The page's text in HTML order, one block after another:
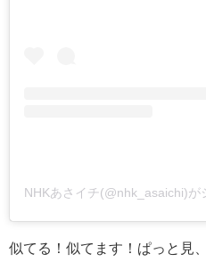
NHKあさイチ(@nhk_asaichi)が
似てる！似てます！ぱっと見